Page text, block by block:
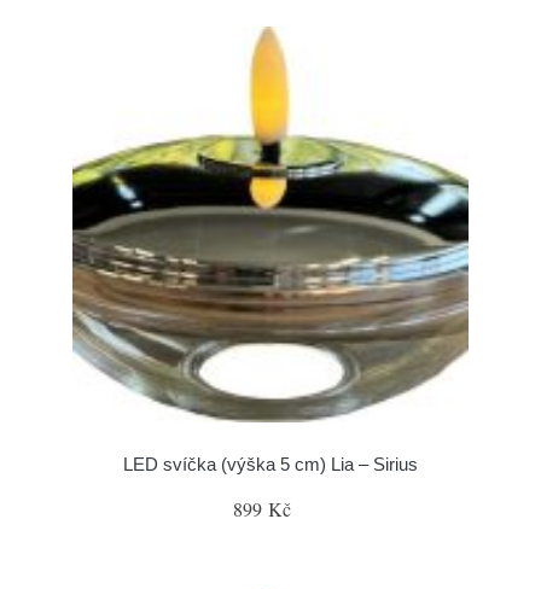
LED svíčka (výška 5 cm) Lia – Sirius
899 Kč